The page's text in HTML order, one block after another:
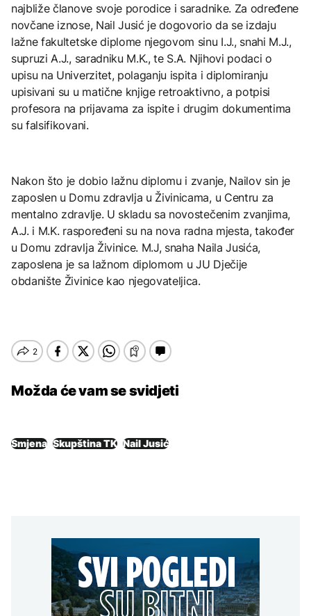
najbliže članove svoje porodice i saradnike. Za određene
novčane iznose, Nail Jusić je dogovorio da se izdaju
lažne fakultetske diplome njegovom sinu I.J., snahi M.J.,
supruzi A.J., saradniku M.K., te S.A. Njihovi podaci o
upisu na Univerzitet, polaganju ispita i diplomiranju
upisivani su u matične knjige retroaktivno, a potpisi
profesora na prijavama za ispite i drugim dokumentima
su falsifikovani.
Nakon što je dobio lažnu diplomu i zvanje, Nailov sin je
zaposlen u Domu zdravlja u Živinicama, u Centru za
mentalno zdravlje. U skladu sa novostečenim zvanjima,
A.J. i M.K. raspoređeni su na nova radna mjesta, također
u Domu zdravlja Živinice. M.J, snaha Naila Jusića,
zaposlena je sa lažnom diplomom u JU Dječije
obdanište Živinice kao njegovateljica.
Možda će vam se svidjeti
Smjena Skupština TK Nail Jusić